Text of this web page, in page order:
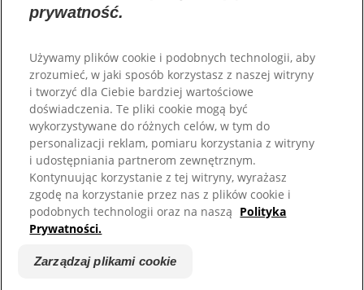
O Hill's
Nasza firma
Hill's Pet
Kariera
Pomoc
Skontaktuj się z nami
FAQ
Copyright ©Hill's. Wszelkie prawa zatsrzeżone.
prywatność.
Używamy plików cookie i podobnych technologii, aby
zrozumieć, w jaki sposób korzystasz z naszej witryny
i tworzyć dla Ciebie bardziej wartościowe
doświadczenia. Te pliki cookie mogą być
wykorzystywane do różnych celów, w tym do
personalizacji reklam, pomiaru korzystania z witryny
i udostępniania partnerom zewnętrznym.
Kontynuując korzystanie z tej witryny, wyrażasz
zgodę na korzystanie przez nas z plików cookie i
podobnych technologii oraz na naszą Polityka
Prywatności.
Zarządzaj plikami cookie